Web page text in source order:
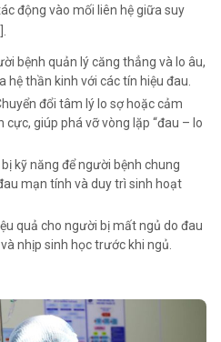
động vào mối liên hệ giữa suy
bệnh quản lý căng thẳng và lo âu,
thần kinh với các tín hiệu đau.
đổi tâm lý lo sợ hoặc cảm
giúp phá vỡ vòng lặp “đau – lo
kỹ năng để người bệnh chung
mạn tính và duy trì sinh hoạt
quả cho người bị mất ngủ do đau
nhịp sinh học trước khi ngủ.